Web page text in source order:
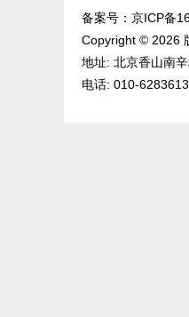
备案号： 京ICP备
Copyright © 2026
地址: 北京香山南
电话: 010-